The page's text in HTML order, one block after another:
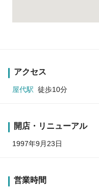
アクセス
屋代駅 徒歩10分
開店・リニューアル
1997年9月23日
営業時間